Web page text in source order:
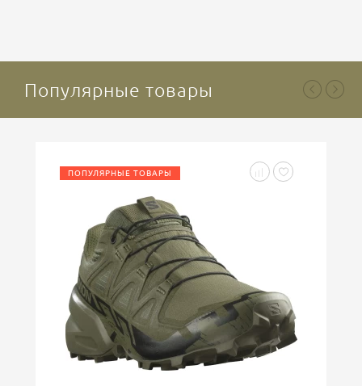
подготовки счета.
ОСТАВИТЬ ОТЗЫВ
Популярные товары
ПОПУЛЯРНЫЕ ТОВАРЫ